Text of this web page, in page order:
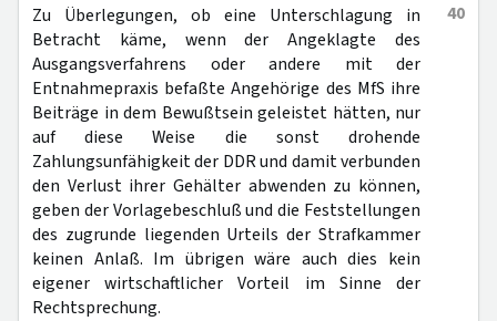
40
Zu Überlegungen, ob eine Unterschlagung in
Betracht käme, wenn der Angeklagte des
Ausgangsverfahrens oder andere mit der
Entnahmepraxis befaßte Angehörige des MfS ihre
Beiträge in dem Bewußtsein geleistet hätten, nur
auf diese Weise die sonst drohende
Zahlungsunfähigkeit der DDR und damit verbunden
den Verlust ihrer Gehälter abwenden zu können,
geben der Vorlagebeschluß und die Feststellungen
des zugrunde liegenden Urteils der Strafkammer
keinen Anlaß. Im übrigen wäre auch dies kein
eigener wirtschaftlicher Vorteil im Sinne der
Rechtsprechung.